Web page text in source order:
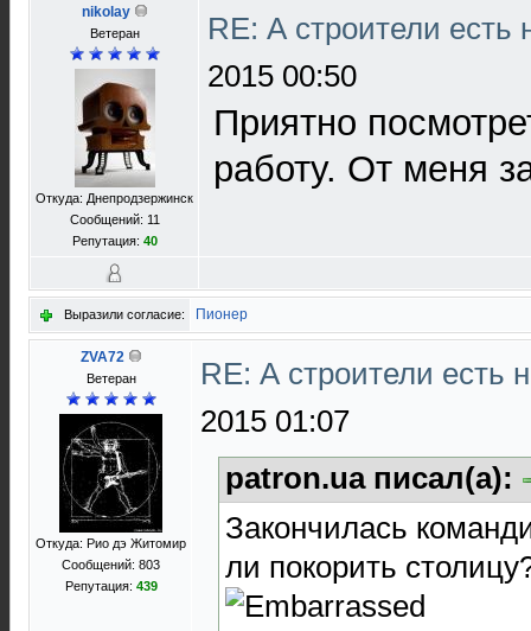
nikolay
Ветеран
Откуда: Днепродзержинск
Сообщений: 11
Репутация: 40
RE: А строители
2015 00:50
Приятно
работу. От меня
Выразили согласие: Пионер
ZVA72
Ветеран
Откуда: Рио дэ Житомир
Сообщений: 803
Репутация: 439
RE: А строители есть
2015 01:07
patron.ua писал(а):
Закончилась
ли покорить